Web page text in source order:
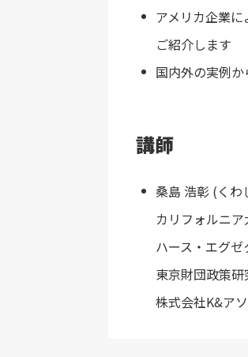
アメリカ企業
ご紹介します
国内外の実例か
講師
桑島 浩彰 (くわ
カリフォルニ
ハース・エグ
東京財団政策
株式会社K&ア